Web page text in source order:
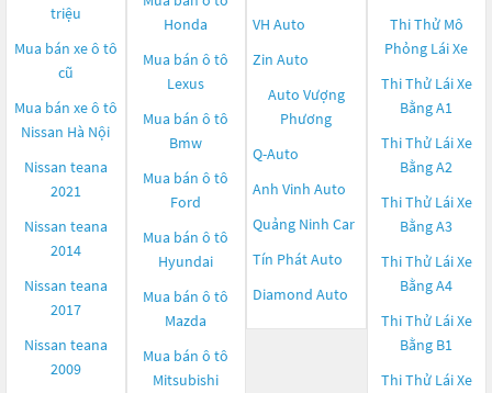
triệu
Mua bán xe ô tô
cũ
Mua bán xe ô tô
Nissan Hà Nội
Nissan teana
2021
Nissan teana
2014
Nissan teana
2017
Nissan teana
2009
Honda
Mua bán ô tô
Lexus
Mua bán ô tô
Bmw
Mua bán ô tô
Ford
Mua bán ô tô
Hyundai
Mua bán ô tô
Mazda
Mua bán ô tô
Mitsubishi
VH Auto
Zin Auto
Auto Vượng
Phương
Q-Auto
Anh Vinh Auto
Quảng Ninh Car
Tín Phát Auto
Diamond Auto
Thi Thử Mô
Phỏng Lái Xe
Thi Thử Lái Xe
Bằng A1
Thi Thử Lái Xe
Bằng A2
Thi Thử Lái Xe
Bằng A3
Thi Thử Lái Xe
Bằng A4
Thi Thử Lái Xe
Bằng B1
Thi Thử Lái Xe